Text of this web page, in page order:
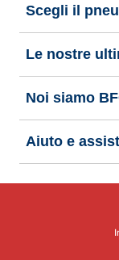
Scegli il
Le nostre
Noi siamo
Aiuto e